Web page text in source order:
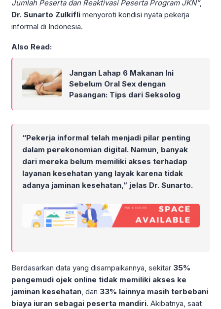
Jumlah Peserta dan Reaktivasi Peserta Program JKN”,
Dr. Sunarto Zulkifli menyoroti kondisi nyata pekerja
informal di Indonesia.
Also Read:
Jangan Lahap 6 Makanan Ini
Sebelum Oral Sex dengan
Pasangan: Tips dari Seksolog
“Pekerja informal telah menjadi pilar penting
dalam perekonomian digital. Namun, banyak
dari mereka belum memiliki akses terhadap
layanan kesehatan yang layak karena tidak
adanya jaminan kesehatan,” jelas Dr. Sunarto.
Berdasarkan data yang disampaikannya, sekitar 35%
pengemudi ojek online tidak memiliki akses ke
jaminan kesehatan, dan 33% lainnya masih terbebani
biaya iuran sebagai peserta mandiri. Akibatnya, saat